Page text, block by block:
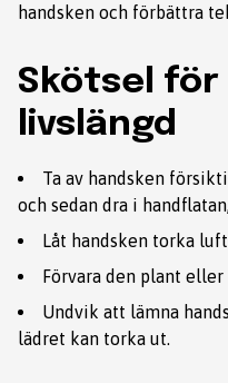
handsken och förbättra
Skötsel för
livslängd
Ta av handsken
och sedan dra i
Låt handsken torka
Förvara den plant
Undvik att lämna
lädret kan torka ut.